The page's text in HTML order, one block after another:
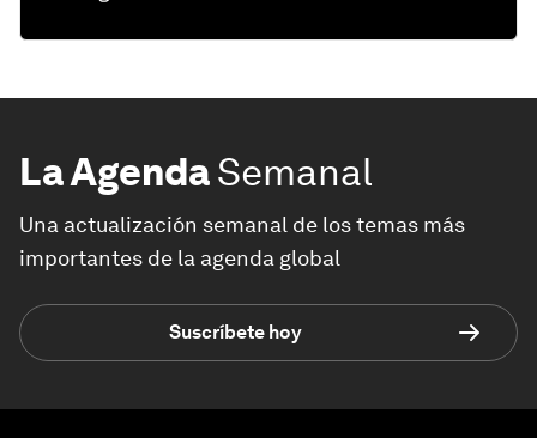
La AgendaSemanal
Una actualización semanal de los temas más
importantes de la agenda global
Suscríbete hoy